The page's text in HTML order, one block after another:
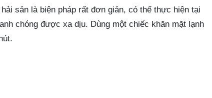
sản là biện pháp rất đơn giản, có thể thực hiện tại
chóng được xa dịu. Dùng một chiếc khăn mặt lạnh